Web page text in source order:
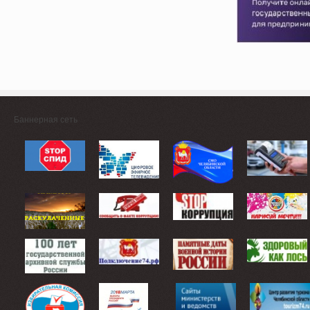
Баннерная сеть